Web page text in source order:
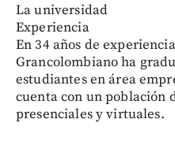
La universidad
Experiencia
En 34 años de
Grancolombiano ha
estudiantes en área
cuenta con un población
presenciales y virtuales.